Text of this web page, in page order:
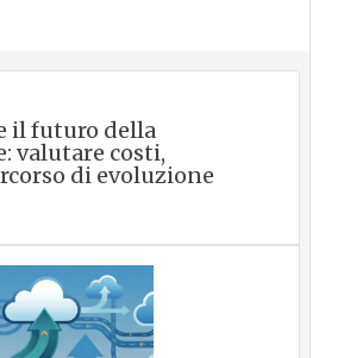
il futuro della
valutare costi,
di evoluzione